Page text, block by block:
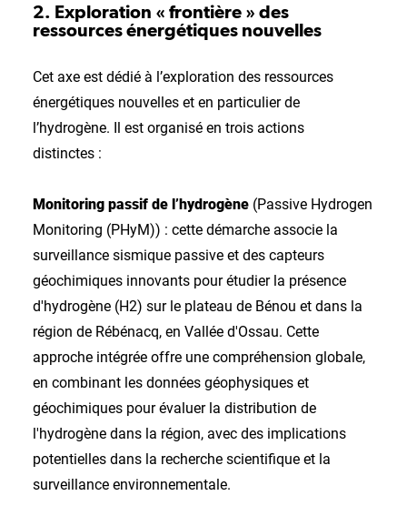
2. Exploration « frontière » des
ressources énergétiques nouvelles
Cet axe est dédié à l’exploration des ressources
énergétiques nouvelles et en particulier de
l’hydrogène. Il est organisé en trois actions
distinctes :
Monitoring passif de l’hydrogène (Passive Hydrogen
Monitoring (PHyM)) : cette démarche associe la
surveillance sismique passive et des capteurs
géochimiques innovants pour étudier la présence
d'hydrogène (H2) sur le plateau de Bénou et dans la
région de Rébénacq, en Vallée d'Ossau. Cette
approche intégrée offre une compréhension globale,
en combinant les données géophysiques et
géochimiques pour évaluer la distribution de
l'hydrogène dans la région, avec des implications
potentielles dans la recherche scientifique et la
surveillance environnementale.